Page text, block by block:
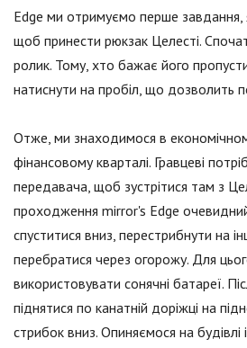
Edge ми отримуємо перше завдання,
щоб принести рюкзак Целесті.
ролик. Тому, хто бажає його
натиснути на пробіл, що дозволить
Отже, ми знаходимося в
фінансовому кварталі. Гравцеві
передавача, щоб зустрітися там з
проходження mirror's Edge
спуститися вниз, перестрибнути на
перебратися через огорожу. Для
використовувати сонячні батареї.
піднятися по канатній доріжці на
стрибок вниз. Опиняємося на